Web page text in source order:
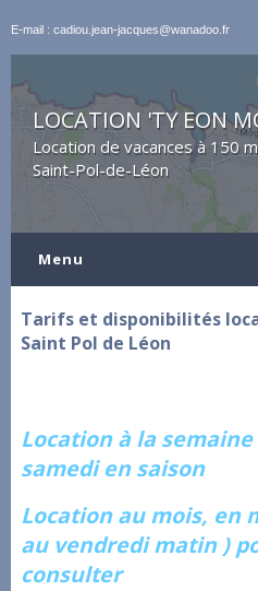
E-mail : cadiou.jean-jacques@wanadoo.fr
LOCATION 'TY EON
Location de vacances à 150
Saint-Pol-de-Léon
Menu
Tarifs et disponibilités
Saint Pol de Léon
Location à la
samedi en saison
Location au mois, en
au vendredi matin )
consulter